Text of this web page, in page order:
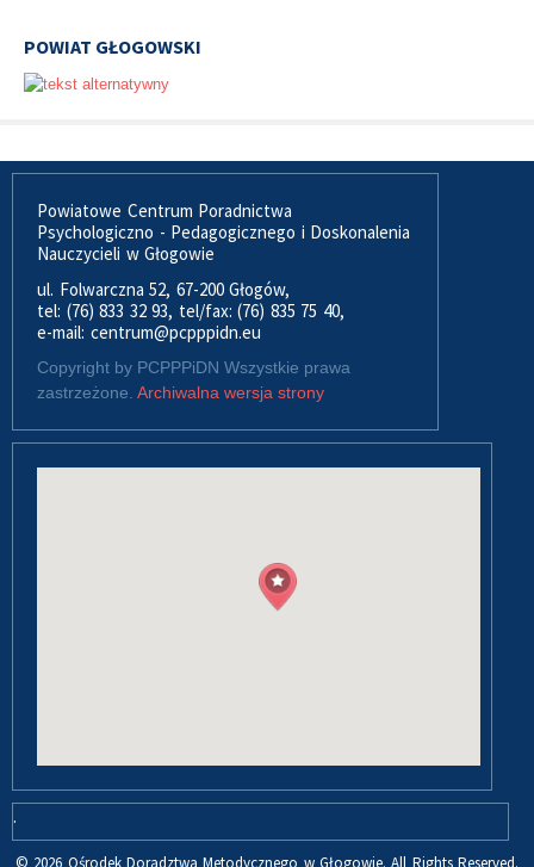
POWIAT GŁOGOWSKI
Powiatowe Centrum Poradnictwa
Psychologiczno - Pedagogicznego i Doskonalenia
Nauczycieli w Głogowie
ul. Folwarczna 52, 67-200 Głogów,
tel: (76) 833 32 93, tel/fax: (76) 835 75 40,
e-mail: centrum@pcpppidn.eu
Copyright by PCPPPiDN Wszystkie prawa
zastrzeżone. Archiwalna wersja strony
.
© 2026 Ośrodek Doradztwa Metodycznego w Głogowie. All Rights Reserved.